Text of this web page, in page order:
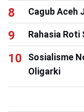
Cagub Aceh
Rahasia Roti
Sosialisme
Oligarki